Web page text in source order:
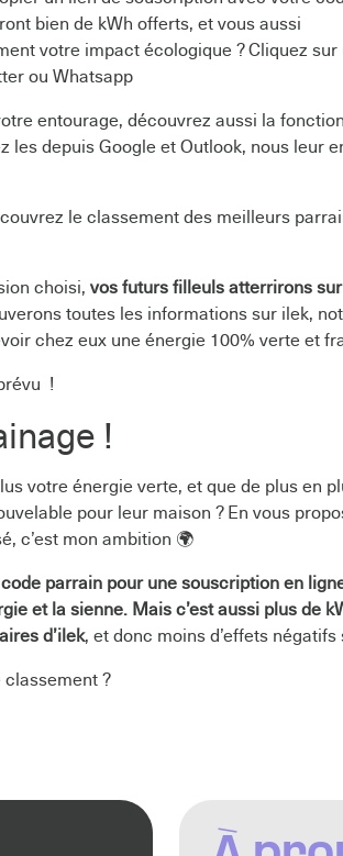
bien de kWh offerts, et vous aussi
votre impact écologique ? Cliquez
ou Whatsapp
entourage, découvrez aussi la
les depuis Google et Outlook, nous leur
le classement des meilleurs
choisi, vos futurs filleuls atterrirons
toutes les informations sur ilek,
chez eux une énergie 100% verte et
!
!
votre énergie verte, et que de plus en
pour leur maison ? En vous
c’est mon ambition 🌍
parrain pour une souscription en
et la sienne. Mais c’est aussi plus de
d’ilek, et donc moins d’effets négatifs
?